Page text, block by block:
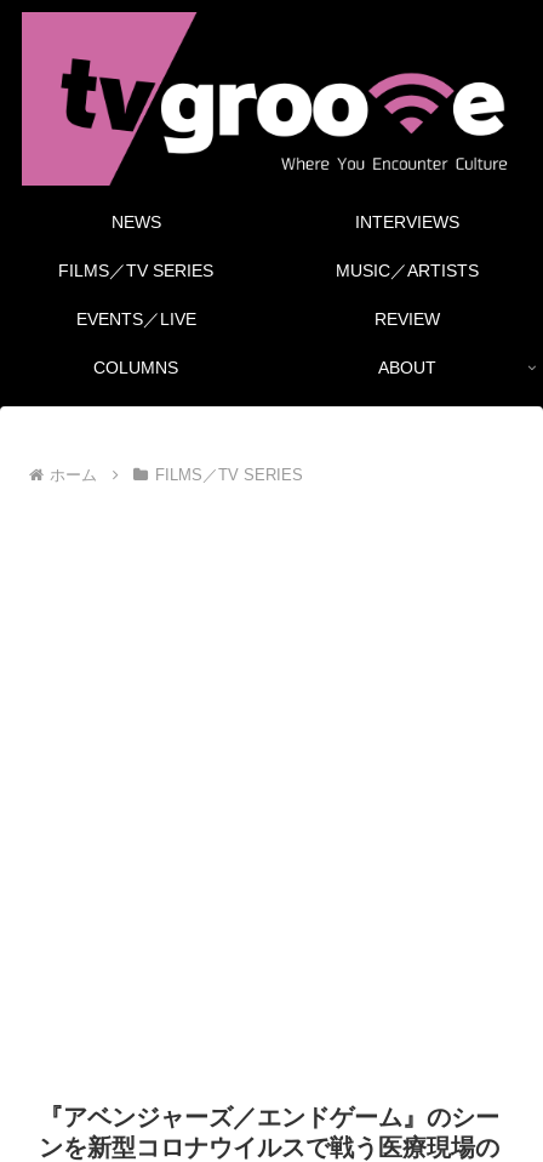
NEWS INTERVIEWS
FILMS／TV SERIES MUSIC／ARTISTS
EVENTS／LIVE REVIEW
COLUMNS ABOUT
ホーム FILMS／TV SERIES
『アベンジャーズ／エンドゲーム』のシー
ンを新型コロナウイルスで戦う医療現場の